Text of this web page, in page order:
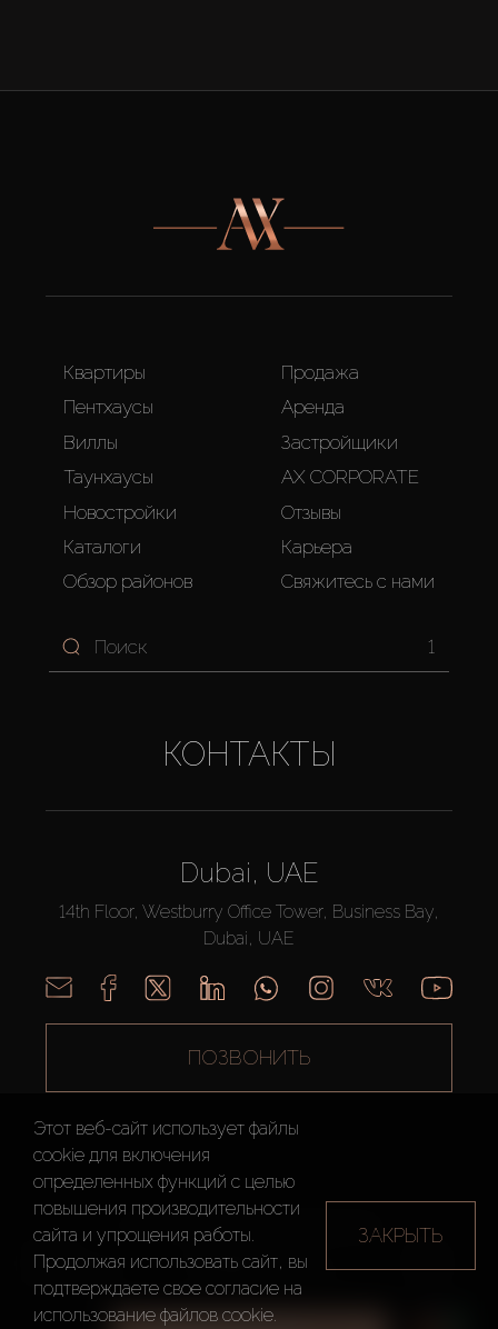
Квартиры
Пентхаусы
Виллы
Таунхаусы
Новостройки
Каталоги
Обзор районов
Продажа
Аренда
Застройщики
AX CORPORATE
Отзывы
Карьера
Свяжитесь с нами
1
КОНТАКТЫ
Dubai, UAE
14th Floor, Westburry Office Tower, Business Bay,
Dubai, UAE
ПОЗВОНИТЬ
AX CAPITAL ©2026 Все Права Защищены
Условия
использования
конфиденциальности
сайта
Этот веб-сайт использует файлы
cookie для включения
определенных функций c целью
повышения производительности
сайта и упрощения работы.
Продолжая использовать сайт, вы
подтверждаете свое согласие на
использование файлов cookie.
ЗАКРЫТЬ